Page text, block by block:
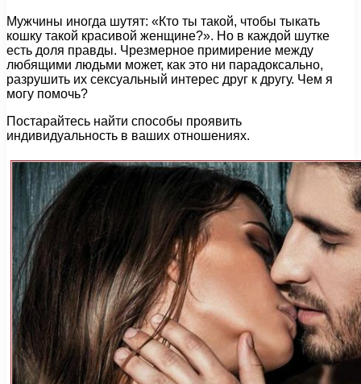
Мужчины иногда шутят: «Кто ты такой, чтобы тыкать
кошку такой красивой женщине?». Но в каждой шутке
есть доля правды. Чрезмерное примирение между
любящими людьми может, как это ни парадоксально,
разрушить их сексуальный интерес друг к другу. Чем я
могу помочь?
Постарайтесь найти способы проявить
индивидуальность в ваших отношениях.